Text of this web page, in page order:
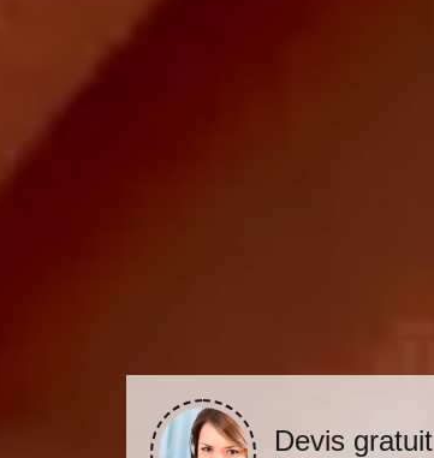
Devis gratuit